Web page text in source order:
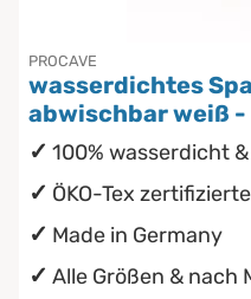
PROCAVE
wasserdichtes
abwischbar weiß -
100% wasserdicht
ÖKO-Tex
Made in Germany
Alle Größen & nach